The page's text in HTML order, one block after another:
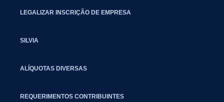
LEGALIZAR INSCRIÇÃO DE EMPRESA
SILVIA
ALÍQUOTAS DIVERSAS
REQUERIMENTOS CONTRIBUINTES